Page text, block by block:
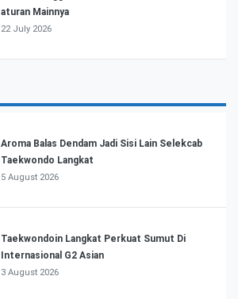
aturan Mainnya
22 July 2026
Aroma Balas Dendam Jadi Sisi Lain Selekcab
Taekwondo Langkat
5 August 2026
Taekwondoin Langkat Perkuat Sumut Di
Internasional G2 Asian
3 August 2026